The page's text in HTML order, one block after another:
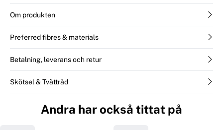
Om produkten
Preferred fibres & materials
Betalning, leverans och retur
Skötsel & Tvättråd
Andra har också tittat på